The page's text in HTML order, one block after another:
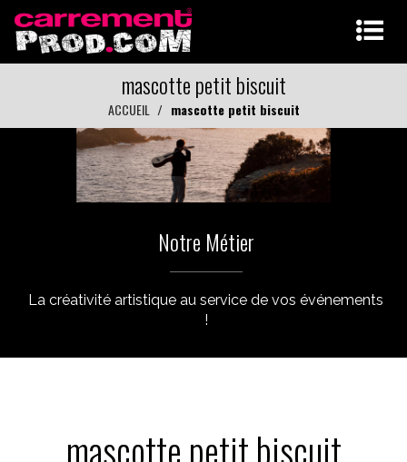
mascotte petit biscuit
ACCUEIL mascotte petit biscuit
Notre Métier
La créativité artistique au service de vos événements
!
mascotte petit biscuit